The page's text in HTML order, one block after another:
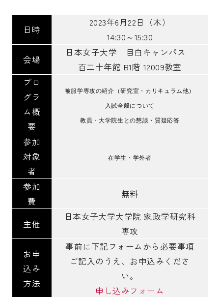
受験生の皆さま
保護者等の皆さま
在学生の皆さま
卒業生の皆さま
企業の皆さま
学校法人日本女子大学
附属豊明幼稚園
附属豊明小学校
附属中学校
附属高等学校
日本女子大学通信教育課程
日時
2023年6月22日（木）
14:30～15:30
会場
日本女子大学 目白キャンパス
百二十年館 B1階 12009教室
プロ
グラ
ム概
要
被服学専攻の紹介（研究室・カリキュラム他）
入試全般について
教員・大学院生との懇談・質疑応答
参加
対象
者
在学生・学外者
参加
費
無料
主催
日本女子大学大学院 家政学研究科
専攻
お申
込み
方法
事前に下記フォームから必要事項
ご記入のうえ、お申込みくださ
い。
申し込みフォーム